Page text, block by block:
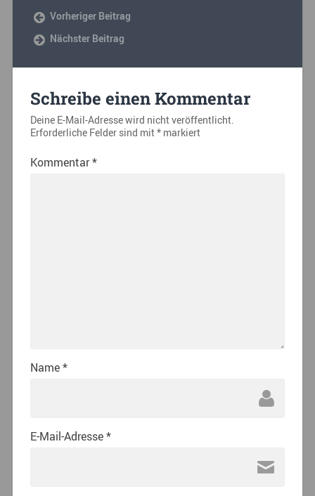
Vorheriger Beitrag
Nächster Beitrag
Schreibe einen Kommentar
Deine E-Mail-Adresse wird nicht veröffentlicht.
Erforderliche Felder sind mit*markiert
Kommentar*
Name*
E-Mail-Adresse*